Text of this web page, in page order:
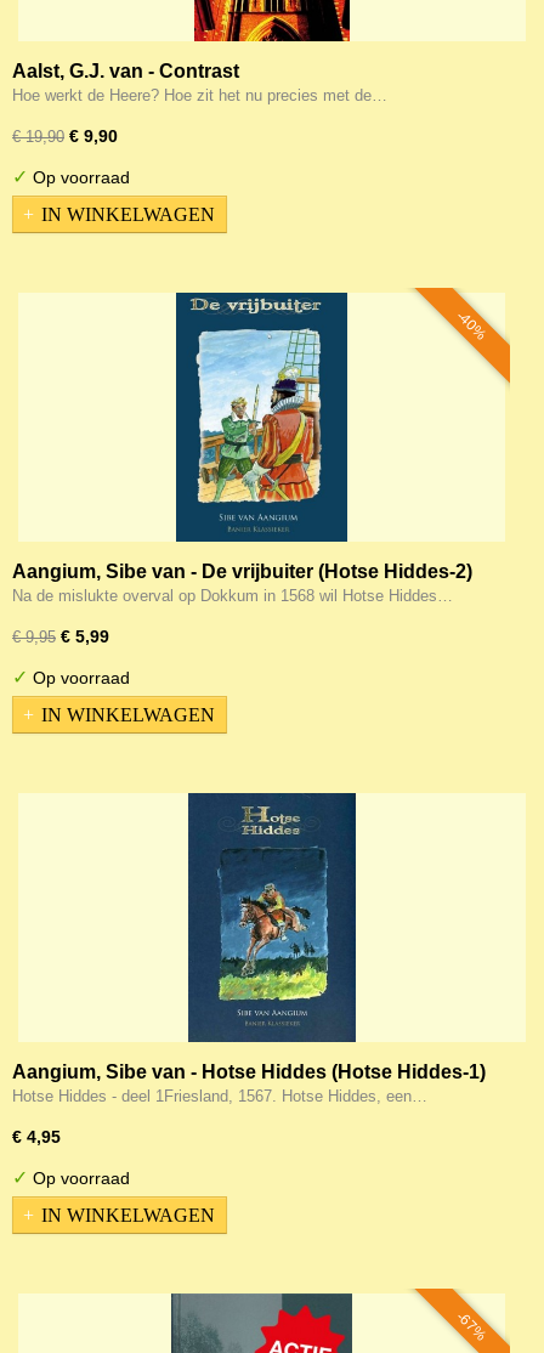
Aalst, G.J. van - Contrast
Hoe werkt de Heere? Hoe zit het nu precies met de…
€ 19,90 € 9,90
✓ Op voorraad
IN WINKELWAGEN
-40%
Aangium, Sibe van - De vrijbuiter (Hotse Hiddes-2)
Na de mislukte overval op Dokkum in 1568 wil Hotse Hiddes…
€ 9,95 € 5,99
✓ Op voorraad
IN WINKELWAGEN
Aangium, Sibe van - Hotse Hiddes (Hotse Hiddes-1)
Hotse Hiddes - deel 1Friesland, 1567. Hotse Hiddes, een…
€ 4,95
✓ Op voorraad
IN WINKELWAGEN
-67%